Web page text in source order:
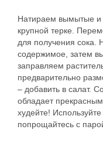
Натираем вымытые
крупной терке.
для получения сока.
содержимое, затем
заправляем
предварительно
– добавить в салат.
обладает
худейте!
попрощайтесь с